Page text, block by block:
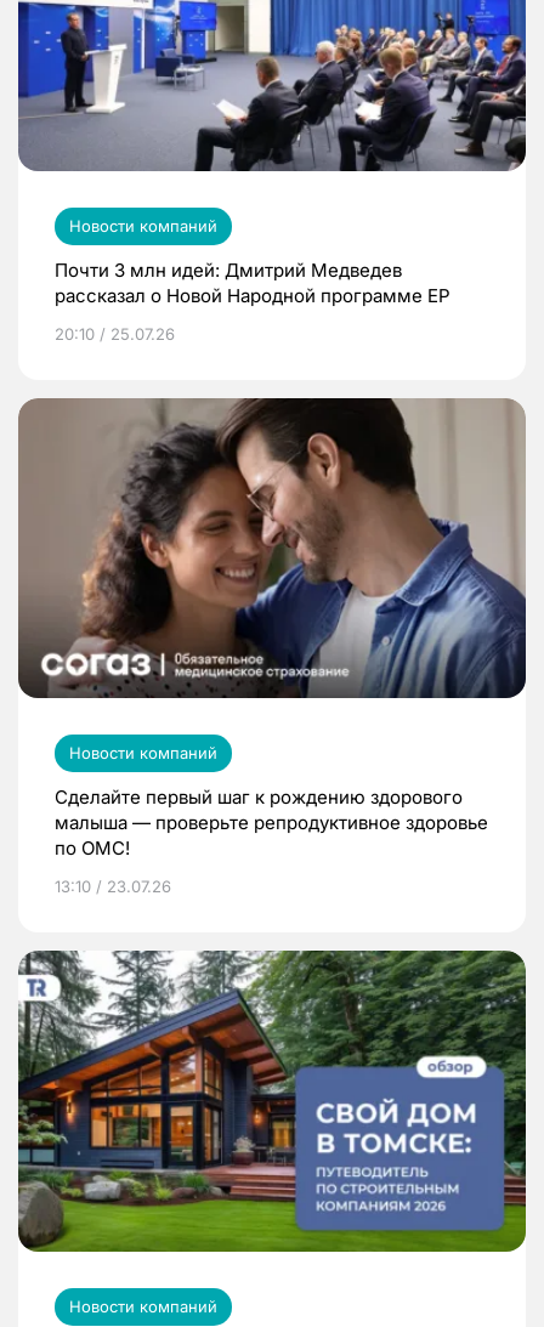
Новости компаний
Почти 3 млн идей: Дмитрий Медведев
рассказал о Новой Народной программе ЕР
20:10 / 25.07.26
Новости компаний
Сделайте первый шаг к рождению здорового
малыша — проверьте репродуктивное здоровье
по ОМС!
13:10 / 23.07.26
Новости компаний